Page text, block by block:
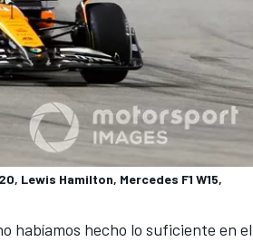
Lewis Hamilton, Mercedes F1 W15,
habíamos hecho lo suficiente en el